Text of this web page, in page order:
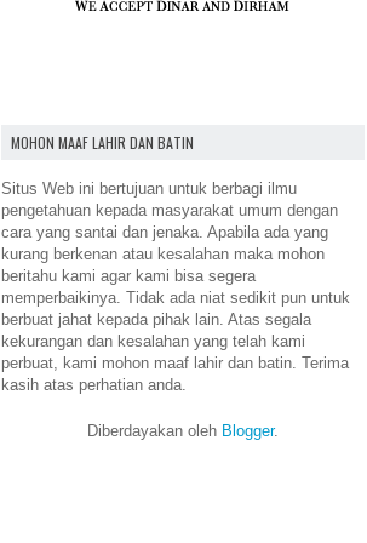
MOHON MAAF LAHIR DAN BATIN
Situs Web ini bertujuan untuk berbagi ilmu
pengetahuan kepada masyarakat umum dengan
cara yang santai dan jenaka. Apabila ada yang
kurang berkenan atau kesalahan maka mohon
beritahu kami agar kami bisa segera
memperbaikinya. Tidak ada niat sedikit pun untuk
berbuat jahat kepada pihak lain. Atas segala
kekurangan dan kesalahan yang telah kami
perbuat, kami mohon maaf lahir dan batin. Terima
kasih atas perhatian anda.
Diberdayakan oleh Blogger.